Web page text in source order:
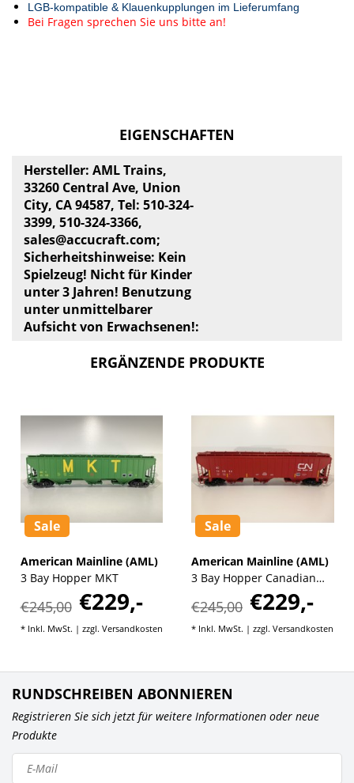
LGB-kompatible & Klauenkupplungen im Lieferumfang
Bei Fragen sprechen Sie uns bitte an!
EIGENSCHAFTEN
Hersteller: AML Trains,
33260 Central Ave, Union
City, CA 94587, Tel: 510-324-
3399, 510-324-3366,
sales@accucraft.com;
Sicherheitshinweise: Kein
Spielzeug! Nicht für Kinder
unter 3 Jahren! Benutzung
unter unmittelbarer
Aufsicht von Erwachsenen!:
ERGÄNZENDE PRODUKTE
Sale
American Mainline (AML)
3 Bay Hopper MKT
€245,00 €229,-
* Inkl. MwSt. | zzgl. Versandkosten
Sale
American Mainline (AML)
3 Bay Hopper Canadian
€245,00 €229,-
* Inkl. MwSt. | zzgl. Versandkosten
RUNDSCHREIBEN ABONNIEREN
Registrieren Sie sich jetzt für weitere Informationen oder neue
Produkte